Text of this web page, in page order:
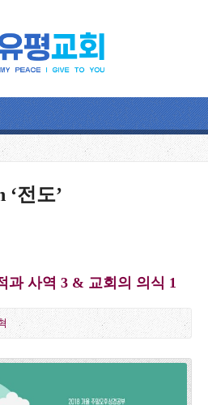
‘전도’
과 사역 3 & 교회의 의식 1